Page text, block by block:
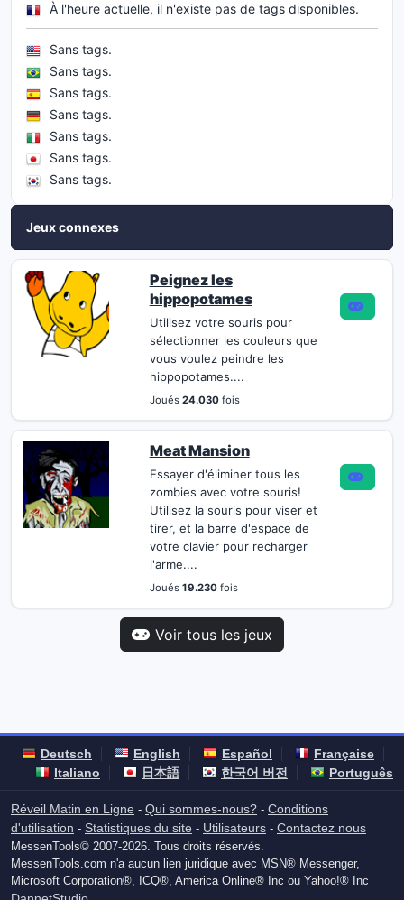
À l'heure actuelle, il n'existe pas de tags disponibles.
Sans tags.
Sans tags.
Sans tags.
Sans tags.
Sans tags.
Sans tags.
Sans tags.
Jeux connexes
Peignez les
hippopotames
Utilisez votre souris pour
sélectionner les couleurs que
vous voulez peindre les
hippopotames....
Joués 24.030fois
Meat Mansion
Essayer d'éliminer tous les
zombies avec votre souris!
Utilisez la souris pour viser et
tirer, et la barre d'espace de
votre clavier pour recharger
l'arme....
Joués 19.230fois
Voir tous les jeux
Deutsch English Español
Française
Italiano
日本語 한국어 버전 Português
Réveil Matin en Ligne - Qui sommes-nous? - Conditions
d'utilisation - Statistiques du site - Utilisateurs - Contactez nous
MessenTools© 2007-2026. Tous droits réservés.
MessenTools.com n'a aucun lien juridique avec MSN® Messenger,
Microsoft Corporation®, ICQ®, America Online® Inc ou Yahoo!® Inc